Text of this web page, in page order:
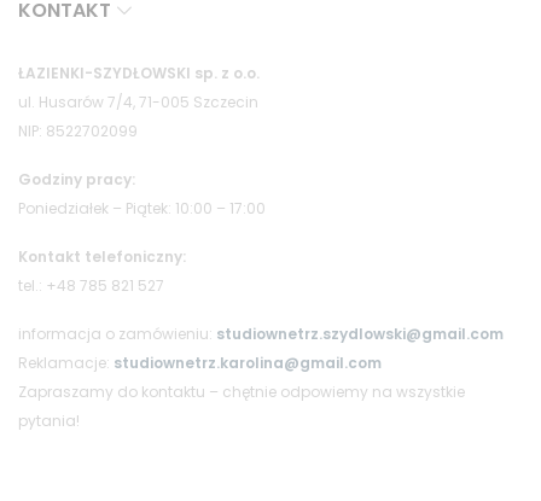
KONTAKT
ŁAZIENKI-SZYDŁOWSKI sp. z o.o.
ul. Husarów 7/4, 71-005 Szczecin
NIP: 8522702099
Godziny pracy:
Poniedziałek – Piątek: 10:00 – 17:00
Kontakt telefoniczny:
tel.: +48 785 821 527
informacja o zamówieniu: studiownetrz.szydlowski@gmail.com
Reklamacje: studiownetrz.karolina@gmail.com
Zapraszamy do kontaktu – chętnie odpowiemy na wszystkie
pytania!